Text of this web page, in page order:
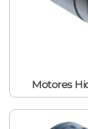
Motores